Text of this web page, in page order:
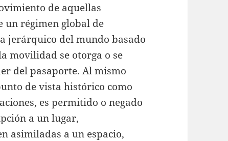
de aquellas
un régimen global de
jerárquico del mundo basado
movilidad se otorga o se
del pasaporte. Al mismo
de vista histórico como
es permitido o negado
a un lugar,
asimiladas a un espacio,